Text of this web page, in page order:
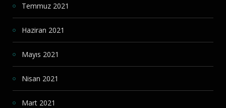
Temmuz 2021
Haziran 2021
Mayıs 2021
Nisan 2021
Mart 2021